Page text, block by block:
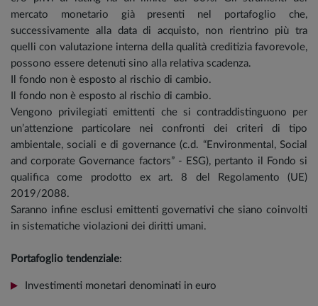
mercato monetario già presenti nel portafoglio che,
successivamente alla data di acquisto, non rientrino più tra
quelli con valutazione interna della qualità creditizia favorevole,
possono essere detenuti sino alla relativa scadenza.
Il fondo non è esposto al rischio di cambio.
Il fondo non è esposto al rischio di cambio.
Vengono privilegiati emittenti che si contraddistinguono per
un’attenzione particolare nei confronti dei criteri di tipo
ambientale, sociali e di governance (c.d. “Environmental, Social
and corporate Governance factors” - ESG), pertanto il Fondo si
qualifica come prodotto ex art. 8 del Regolamento (UE)
2019/2088.
Saranno infine esclusi emittenti governativi che siano coinvolti
in sistematiche violazioni dei diritti umani.
Portafoglio tendenziale:
Investimenti monetari denominati in euro